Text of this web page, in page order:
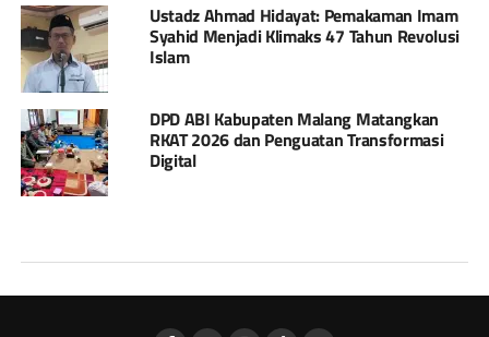
Ustadz Ahmad Hidayat: Pemakaman Imam
Syahid Menjadi Klimaks 47 Tahun Revolusi
Islam
DPD ABI Kabupaten Malang Matangkan
RKAT 2026 dan Penguatan Transformasi
Digital